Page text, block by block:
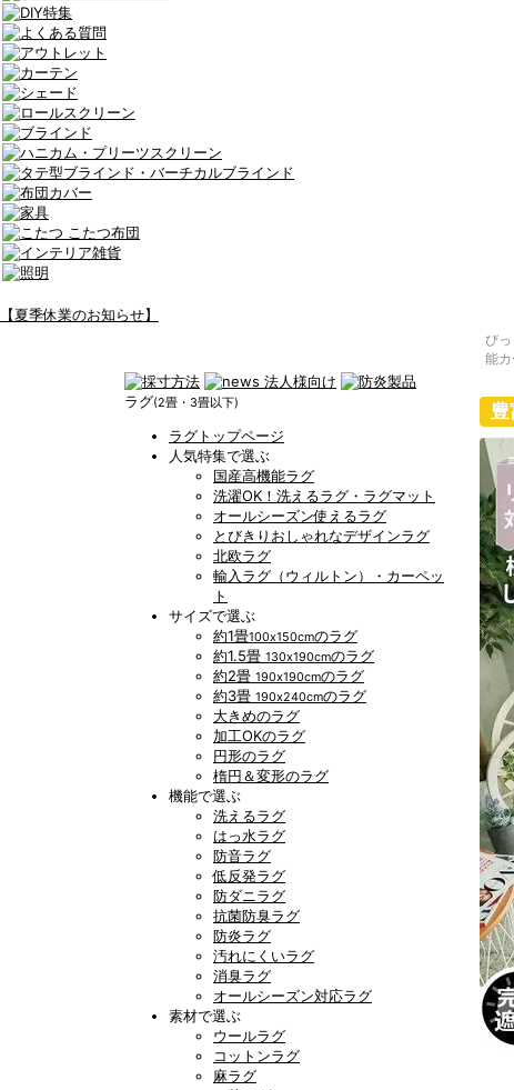
【夏季休業のお知らせ】
ラグ(2畳・3畳以下)
ラグトップページ
人気特集で選ぶ
国産高機能ラグ
洗濯OK！洗えるラグ・ラグマット
オールシーズン使えるラグ
とびきりおしゃれなデザインラグ
北欧ラグ
輸入ラグ（ウィルトン）・カーペッ
ト
サイズで選ぶ
約1畳100x150cmのラグ
約1.5畳 130x190cmのラグ
約2畳 190x190cmのラグ
約3畳 190x240cmのラグ
大きめのラグ
加工OKのラグ
円形のラグ
楕円＆変形のラグ
機能で選ぶ
洗えるラグ
はっ水ラグ
防音ラグ
低反発ラグ
防ダニラグ
抗菌防臭ラグ
防炎ラグ
汚れにくいラグ
消臭ラグ
オールシーズン対応ラグ
素材で選ぶ
ウールラグ
コットンラグ
麻ラグ
びっ
能
豊